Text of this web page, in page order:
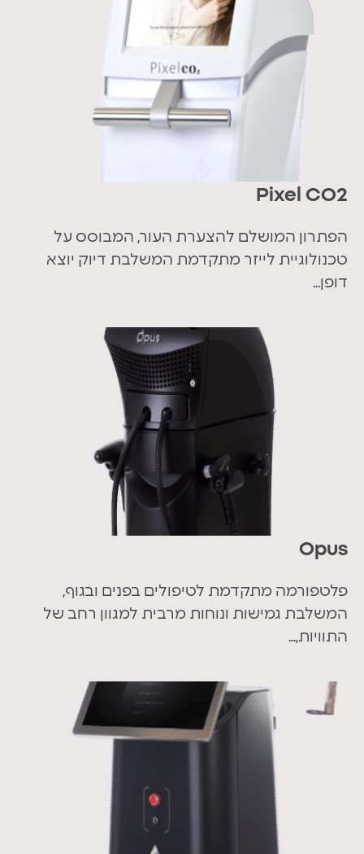
Pixel CO2
הפתרון המושלם להצערת העור, המבוסס על
טכנולוגיית לייזר מתקדמת המשלבת דיוק יוצא
דופן...
Opus
פלטפורמה מתקדמת לטיפולים בפנים ובגוף,
המשלבת גמישות ונוחות מרבית למגוון רחב של
התוויות,...